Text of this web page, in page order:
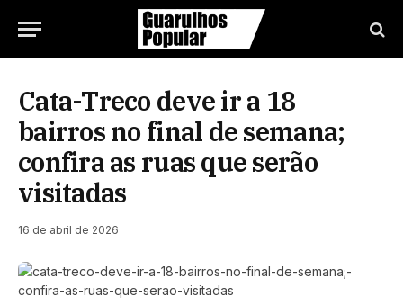
Cata-Treco deve ir a 18
bairros no final de semana;
confira as ruas que serão
visitadas
16 de abril de 2026